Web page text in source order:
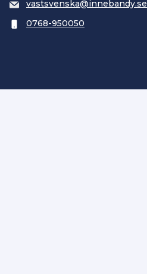
vastsvenska@innebandy.se
0768-950050